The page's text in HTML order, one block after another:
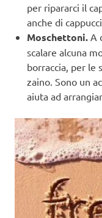
per ripararci il
anche di
Moschettoni. A
scalare alcuna
borraccia, per le
zaino. Sono un
aiuta ad